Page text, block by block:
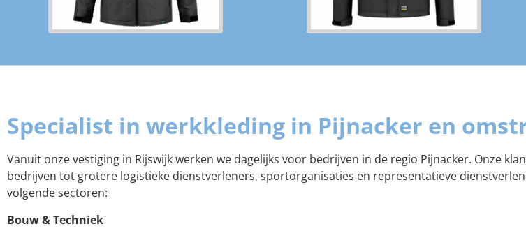
Specialist in werkkleding in Pijnacker en
Vanuit onze vestiging in Rijswijk werken we dagelijks voor bedrijven in de regio Pijnacker. Onze
bedrijven tot grotere logistieke dienstverleners, sportorganisaties en representatieve
volgende sectoren:
Bouw & Techniek